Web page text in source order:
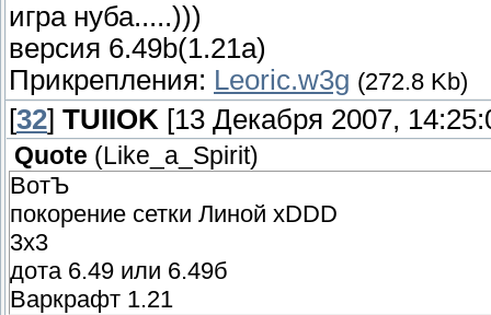
игра нуба.....)))
версия 6.49b(1.21a)
Прикрепления: Leoric.w3g (272.8 Kb)
[32] TUIIOK [13 Декабря 2007,
Quote ( Like_a_Spirit)
ВотЪ
покорение сетки Линой xDDD
3х3
дота 6.49 или 6.49б
Варкрафт 1.21